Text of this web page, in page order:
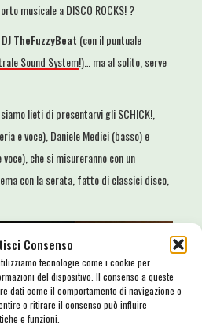
Consenso
tecnologie come i cookie per
del dispositivo. Il consenso a queste
dati come il comportamento di navigazione o
o ritirare il consenso può influire
e funzioni.
musicale a DISCO ROCKS! ?
TheFuzzyBeat (con il puntuale
Sound System!)… ma al solito, serve
lieti di presentarvi gli SCHICK!,
e voce), Daniele Medici (basso) e
che si misureranno con un
con la serata, fatto di classici disco,